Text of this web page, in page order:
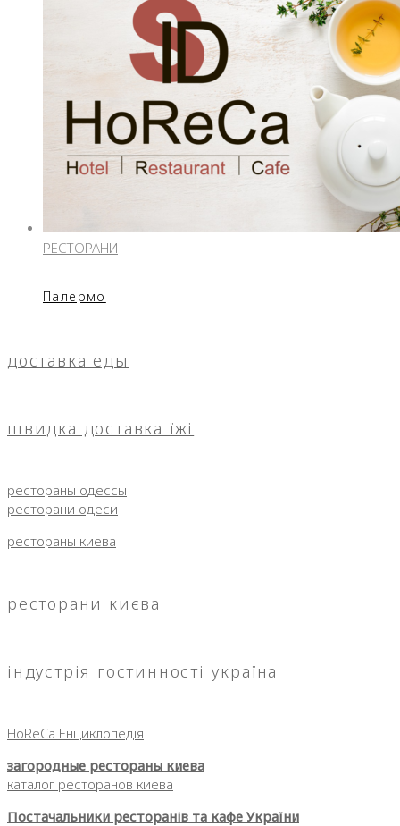
РЕСТОРАНИ
Палермо
доставка еды
швидка доставка їжі
рестораны одессы
ресторани одеси
рестораны киева
ресторани києва
індустрія гостинності україна
HoReCa Енциклопедія
загородные рестораны киева
каталог ресторанов киева
Постачальники ресторанів та кафе України